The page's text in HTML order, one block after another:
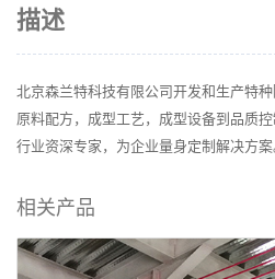
描述
北京森兰特科技有限公司开发和生产特
原料配方，成型工艺，成型设备到品质控
行业资深专家，为企业量身定制解决方案
相关产品